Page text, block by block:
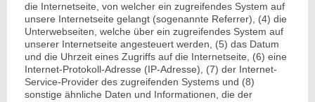
die Internetseite, von welcher ein zugreifendes System auf
unsere Internetseite gelangt (sogenannte Referrer), (4) die
Unterwebseiten, welche über ein zugreifendes System auf
unserer Internetseite angesteuert werden, (5) das Datum
und die Uhrzeit eines Zugriffs auf die Internetseite, (6) eine
Internet-Protokoll-Adresse (IP-Adresse), (7) der Internet-
Service-Provider des zugreifenden Systems und (8)
sonstige ähnliche Daten und Informationen, die der